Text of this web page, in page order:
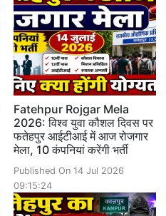
Fatehpur Rojgar Mela
2026: विश्व युवा कौशल दिवस पर
फतेहपुर आईटीआई में आज रोजगार
मेला, 10 कंपनियां करेंगी भर्ती
Published On 14 Jul 2026
09:15:24